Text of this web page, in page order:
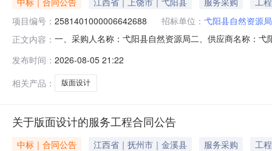
项目编号： 2581401000006642688 招标单位： 弋阳县自然资源局
正文内容： 一、采购人名称：弋阳县自然资源局二、供应商名称：
本概况：七、其它事项：无八、联系方式1、采购人名称
发布时间： 2026-08-05 21:22
相关产品：
版面设计
关于版面设计的服务工程合同公告
中标｜合同公告 江西省｜抚州市｜金溪县 服务采购
工程